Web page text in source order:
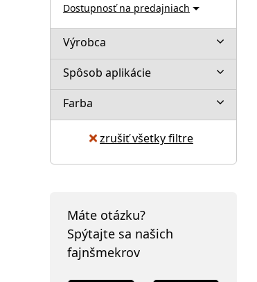
Dostupnosť na predajniach
Výrobca
Spôsob aplikácie
Farba
zrušiť všetky filtre
Máte otázku?
Spýtajte sa našich
fajnšmekrov